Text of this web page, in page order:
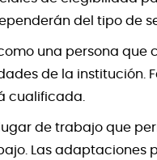
del tipo de
una persona que
de la institución.
cualificada.
de trabajo que
Las adaptaciones